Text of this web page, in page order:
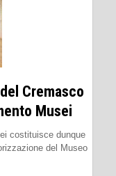
Cremasco
Musei
costituisce dunque
del Museo